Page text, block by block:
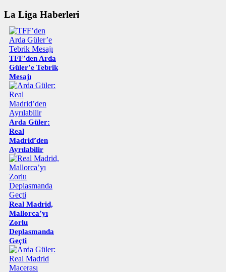
La Liga Haberleri
TFF’den Arda
Güler’e Tebrik
Mesajı
Arda Güler:
Real
Madrid’den
Ayrılabilir
Real Madrid,
Mallorca’yı
Zorlu
Deplasmanda
Geçti